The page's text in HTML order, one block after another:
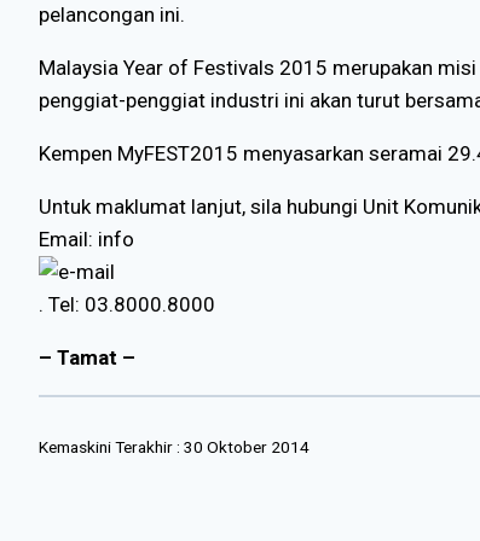
pelancongan ini.
Malaysia Year of Festivals 2015 merupakan
penggiat-penggiat industri ini akan turut
Kempen MyFEST2015 menyasarkan seramai
Untuk maklumat lanjut, sila hubungi Unit
Email: info
. Tel: 03.8000.8000
– Tamat –
Kemaskini Terakhir : 30 Oktober 2014